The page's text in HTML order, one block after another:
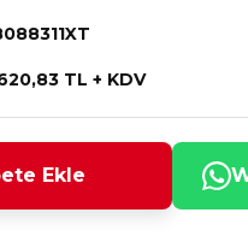
TL + KDV
Ekle